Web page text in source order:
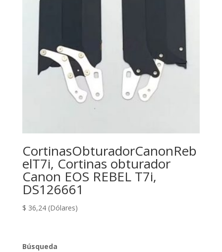
CortinasObturadorCanonReb
elT7i, Cortinas obturador
Canon EOS REBEL T7i,
DS126661
$ 36,24 (Dólares)
Búsqueda